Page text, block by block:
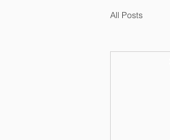
All Posts